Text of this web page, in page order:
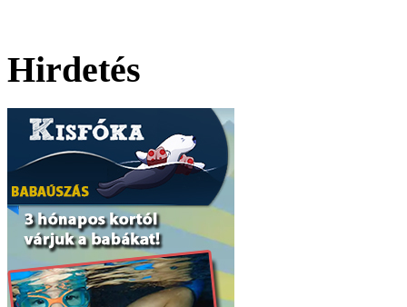
Hirdetés